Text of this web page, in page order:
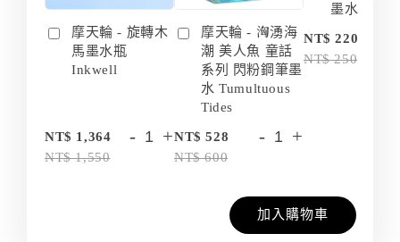
摩天輪 - 旋轉木
馬墨水瓶
Inkwell
NT$ 1,364
NT$ 1,550
- +
摩天輪 - 洶湧海
潮 美人魚 童話
系列 閃粉鋼筆墨
水 Tumultuous
Tides
NT$ 528
NT$ 600
- +
墨水
NT$ 220
NT$ 250
加入購物車